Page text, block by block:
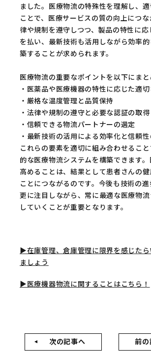
ました。医療物流の特殊性を理解し、
ことで、医療サービスの質の向上につ
律や規制を遵守しつつ、製品の特性に
を払い、最新技術も活用しながら効率
築することが求められます。
医療物流の重要なポイントを以下にまと
・医薬品や医療機器の特性に応じた適
・厳格な温度管理と品質保持
・法律や規制の遵守と必要な認証の取得
・信頼できる物流パートナーの選定
・最新技術の活用による効率化と信頼
これらの要素を適切に組み合わせるこ
的な医療物流システムを構築できます
高めることは、結果として患者さんの
ことにつながるのです。今後も技術の
更に注目しながら、常に最適な医療物
していくことが重要となります。
▶︎在庫管理、倉庫管理に限界を感じたら
ましょう
▶︎医療機器物流に関することはこちら！
次の記事へ 前